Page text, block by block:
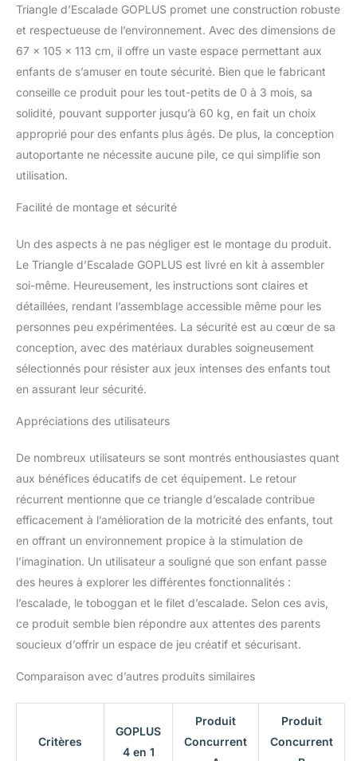
zone d'arrêt, permettant
aux enfants de profiter
soucis. De plus, la
fonction de hauteur
ajustable permet aux
enfants de passer des
modes plus stimulants
au fur et à mesure de
compétences.
bois épais de haute
qualité et les joints
construction stable et
robuste, conférant à ce
jouet d'escalade une
excellente durabilité et
élevée allant jusqu'à 50
sans bavures protègent
blessures.
Cadeau
amusant et éducatif:
Notre jouet d'escalade
idéal pour les enfants
âgés de 1 an et plus.
Tout en s'amusant, ils
peuvent développer leur
condition physique et
leur coordination des
mains et des pieds
instructions détaillées
facilement. De plus, vous
pouvez augmenter la
Triangle d’Escalade GOPLUS promet une construction robuste
et respectueuse de l’environnement. Avec des dimensions de
67 x 105 x 113 cm, il offre un vaste espace permettant aux
enfants de s’amuser en toute sécurité. Bien que le fabricant
conseille ce produit pour les tout-petits de 0 à 3 mois, sa
solidité, pouvant supporter jusqu’à 60 kg, en fait un choix
approprié pour des enfants plus âgés. De plus, la conception
autoportante ne nécessite aucune pile, ce qui simplifie son
utilisation.
Facilité de montage et sécurité
Un des aspects à ne pas négliger est le montage du produit.
Le Triangle d’Escalade GOPLUS est livré en kit à assembler
soi-même. Heureusement, les instructions sont claires et
détaillées, rendant l’assemblage accessible même pour les
personnes peu expérimentées. La sécurité est au cœur de sa
conception, avec des matériaux durables soigneusement
sélectionnés pour résister aux jeux intenses des enfants tout
en assurant leur sécurité.
Appréciations des utilisateurs
De nombreux utilisateurs se sont montrés enthousiastes quant
aux bénéfices éducatifs de cet équipement. Le retour
récurrent mentionne que ce triangle d’escalade contribue
efficacement à l’amélioration de la motricité des enfants, tout
en offrant un environnement propice à la stimulation de
l’imagination. Un utilisateur a souligné que son enfant passe
des heures à explorer les différentes fonctionnalités :
l’escalade, le toboggan et le filet d’escalade. Selon ces avis,
ce produit semble bien répondre aux attentes des parents
soucieux d’offrir un espace de jeu créatif et sécurisant.
Comparaison avec d’autres produits similaires
Critères
GOPLUS
4 en 1
Produit
Concurrent
Produit
Concurrent